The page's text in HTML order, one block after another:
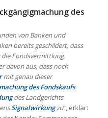
des
von Banken und
bereits geschildert, dass
Fondsvermittlung
davon aus, dass noch
mit genau dieser
des Fondskaufs
des Landgerichts
Signalwirkungzu“, erklärt